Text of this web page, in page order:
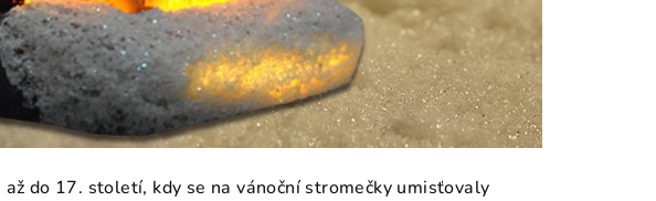
do 17. století, kdy se na vánoční stromečky umisťovaly